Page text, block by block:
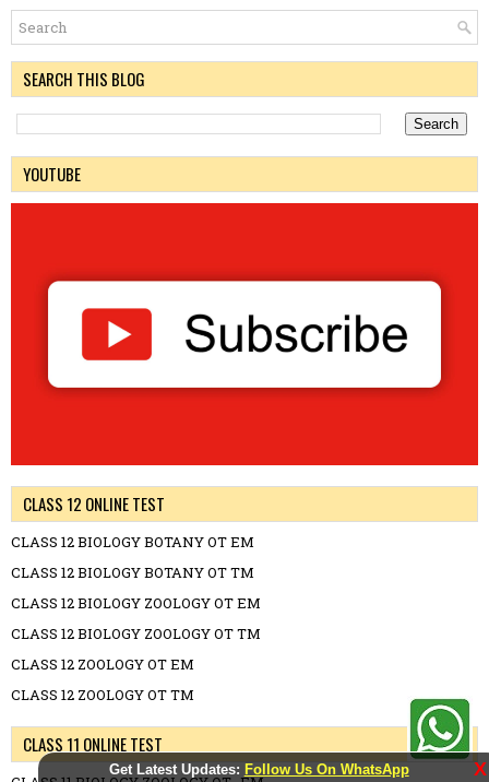
Get Latest Updates: Follow Us On WhatsApp X
SEARCH THIS BLOG
YOUTUBE
CLASS 12 ONLINE TEST
CLASS 12 BIOLOGY BOTANY OT EM
CLASS 12 BIOLOGY BOTANY OT TM
CLASS 12 BIOLOGY ZOOLOGY OT EM
CLASS 12 BIOLOGY ZOOLOGY OT TM
CLASS 12 ZOOLOGY OT EM
CLASS 12 ZOOLOGY OT TM
CLASS 11 ONLINE TEST